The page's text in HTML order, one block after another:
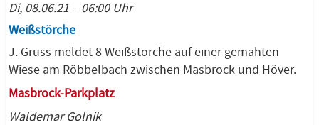
Di, 08.06.21 – 06:00 Uhr
Weißstörche
J. Gruss meldet 8 Weißstörche auf einer gemähten
Wiese am Röbbelbach zwischen Masbrock und Höver.
Masbrock-Parkplatz
Waldemar Golnik